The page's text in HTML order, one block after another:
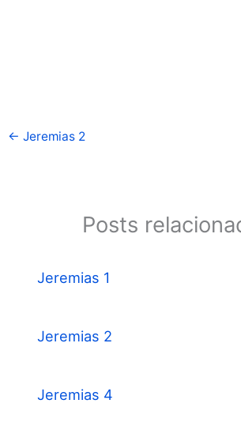
← Jeremias 2
Posts
Jeremias 1
Jeremias 2
Jeremias 4